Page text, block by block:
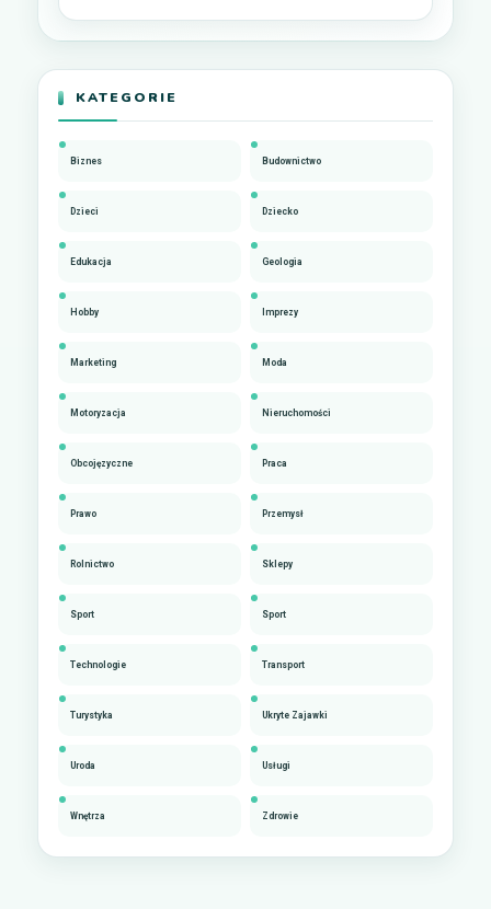
KATEGORIE
Biznes Budownictwo
Dzieci Dziecko
Edukacja Geologia
Hobby Imprezy
Marketing Moda
Motoryzacja Nieruchomości
Obcojęzyczne Praca
Prawo Przemysł
Rolnictwo Sklepy
Sport Sport
Technologie Transport
Turystyka Ukryte Zajawki
Uroda Usługi
Wnętrza Zdrowie